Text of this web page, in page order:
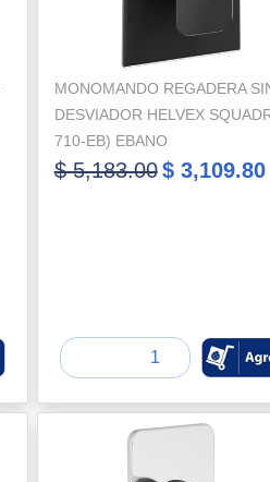
MONOMANDO REGADERA
DESVIADOR HELVEX
710-EB) EBANO
$ 5,183.00 $ 3,109.80